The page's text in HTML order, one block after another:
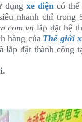
dụng xe điện có
nhanh chỉ trong
lắp đặt hệ
hàng của Thế giới
lắp đặt thành công